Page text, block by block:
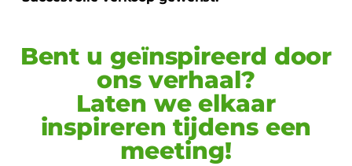
Bent u geïnspireerd door
ons verhaal?
Laten we elkaar
inspireren tijdens een
meeting!